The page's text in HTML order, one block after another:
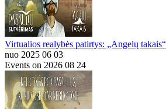
Virtualios realybės patirtys: „Angelų
nuo 2025 06 03
Events on 2026 08 24